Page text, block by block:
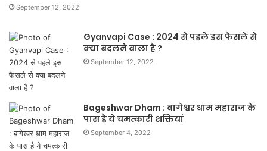
September 12, 2022
Gyanvapi Case : 2024 से पहले इस फैसले से
क्या बदलने वाला है ?
September 12, 2022
Bageshwar Dham : बागेश्वर धाम महाराज के
पास है ये चमत्कारी शक्तियां
September 4, 2022